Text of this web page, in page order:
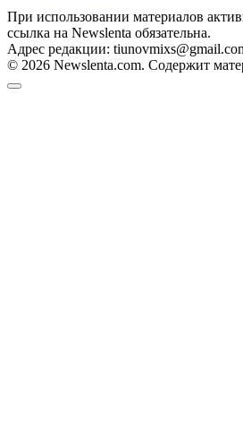
При использовании материалов
ссылка на Newslenta обязательна.
Адрес редакции:
© 2026 Newslenta.com. Содержит